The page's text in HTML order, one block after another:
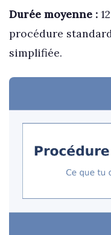
Durée moyenne :
procédure
simplifiée.